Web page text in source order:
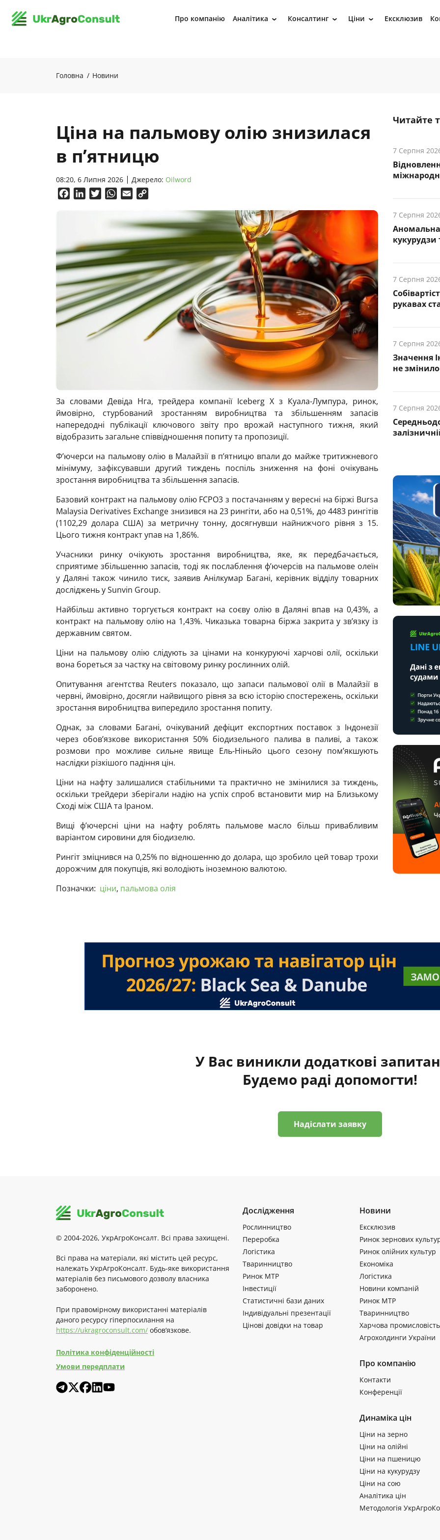
Про компанію Аналітика › Консалтинг › Ціни › Ексклюзив
Головна Новини
Ціна на пальмову олію знизилася
в п’ятницю
08:20, 6 Липня 2026 Джерело: Oilword
FacebookLinkedInTwitterWhatsApp
Email
За словами Девіда Нга, трейдера компанії Iceberg X з Куала-Лумпура, ринок,
ймовірно, стурбований зростанням виробництва та збільшенням запасів
напередодні публікації ключового звіту про врожай наступного тижня, який
відобразить загальне співвідношення попиту та пропозиції.
Ф’ючерси на пальмову олію в Малайзії в п’ятницю впали до майже тритижневого
мінімуму, зафіксувавши другий тиждень поспіль зниження на фоні очікувань
зростання виробництва та збільшення запасів.
Базовий контракт на пальмову олію FCPO3 з постачанням у вересні на біржі Bursa
Malaysia Derivatives Exchange знизився на 23 рингіти, або на 0,51%, до 4483 рингітів
(1102,29 долара США) за метричну тонну, досягнувши найнижчого рівня з 15.
Цього тижня контракт упав на 1,86%.
Учасники ринку очікують зростання виробництва, яке, як передбачається,
сприятиме збільшенню запасів, тоді як послаблення ф’ючерсів на пальмове олеїн
у Даляні також чинило тиск, заявив Анілкумар Багані, керівник відділу товарних
досліджень у Sunvin Group.
Найбільш активно торгується контракт на соєву олію в Даляні впав на 0,43%, а
контракт на пальмову олію на 1,43%. Чиказька товарна біржа закрита у зв’язку із
державним святом.
Ціни на пальмову олію слідують за цінами на конкуруючі харчові олії, оскільки
вона бореться за частку на світовому ринку рослинних олій.
Опитування агентства Reuters показало, що запаси пальмової олії в Малайзії в
червні, ймовірно, досягли найвищого рівня за всю історію спостережень, оскільки
зростання виробництва випередило зростання попиту.
Однак, за словами Багані, очікуваний дефіцит експортних поставок з Індонезії
через обов’язкове використання 50% біодизельного палива в паливі, а також
розмови про можливе сильне явище Ель-Ніньйо цього сезону пом’якшують
наслідки різкішого падіння цін.
Ціни на нафту залишалися стабільними та практично не змінилися за тиждень,
оскільки трейдери зберігали надію на успіх спроб встановити мир на Близькому
Сході між США та Іраном.
Вищі ф’ючерсні ціни на нафту роблять пальмове масло більш привабливим
варіантом сировини для біодизелю.
Рингіт зміцнився на 0,25% по відношенню до долара, що зробило цей товар трохи
дорожчим для покупців, які володіють іноземною валютою.
Позначки: ціни, пальмова олія
Читайте
7 Серпня
7 Серпня
кукурудзи
7 Серпня
рукавах
7 Серпня
Значення
не
7 Серпня
У Вас виникли додаткові
Будемо раді допомогти!
Надіслати заявку
© 2004-2026, УкрАгроКонсалт. Всі права захищені.
Всі права на матеріали, які містить цей ресурс,
належать УкрАгроКонсалт. Будь-яке використання
матеріалів без письмового дозволу власника
заборонено.
При правомірному використанні матеріалів
даного ресурсу гіперпосилання на
https://ukragroconsult.com/ обов’язкове.
Політика конфіденційності
Умови передплати
Дослідження
Рослинництво
Переробка
Логістика
Тваринництво
Ринок МТР
Інвестиції
Статистичні бази даних
Індивідуальні презентації
Цінові довідки на товар
Новини
Ексклюзив
Ринок зернових
Ринок олійних культур
Економіка
Логістика
Новини компаній
Ринок МТР
Тваринництво
Харчова промисловість
Агрохолдинги України
Про компанію
Контакти
Конференції
Динаміка цін
Ціни на зерно
Ціни на олійні
Ціни на пшеницю
Ціни на кукурудзу
Ціни на сою
Аналітика цін
Методологія